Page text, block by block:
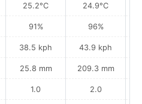
25.2°C
91%
38.5 kph
25.8 mm
1.0
24.9°C
96%
43.9 kph
209.3 mm
2.0